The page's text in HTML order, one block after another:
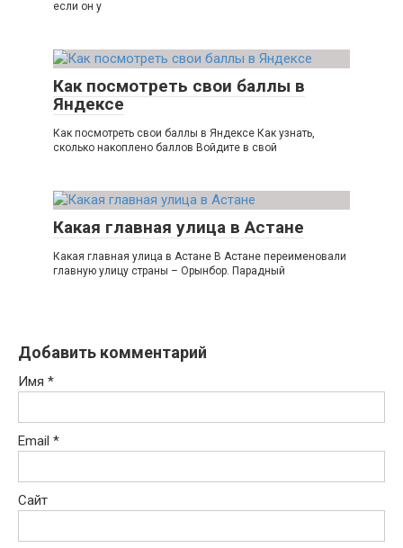
если он у
Как посмотреть свои баллы в
Яндексе
Как посмотреть свои баллы в Яндексе Как узнать,
сколько накоплено баллов Войдите в свой
Какая главная улица в Астане
Какая главная улица в Астане В Астане переименовали
главную улицу страны – Орынбор. Парадный
Добавить комментарий
Имя *
Email *
Сайт